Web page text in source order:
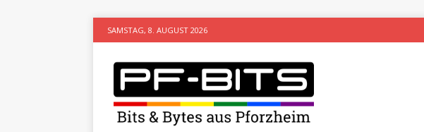
SAMSTAG, 8. AUGUST 2026